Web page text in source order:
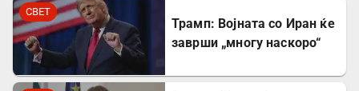
СВЕТ
Трамп: Војната со Иран ќе
заврши „многу наскоро“